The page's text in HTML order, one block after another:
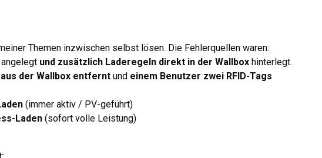
Themen inzwischen selbst lösen. Die Fehlerquellen waren:
angelegt und zusätzlich Laderegeln direkt in der Wallbox hinterlegt.
der Wallbox entfernt und einem Benutzer zwei RFID-Tags
(immer aktiv / PV-geführt)
Laden (sofort volle Leistung)